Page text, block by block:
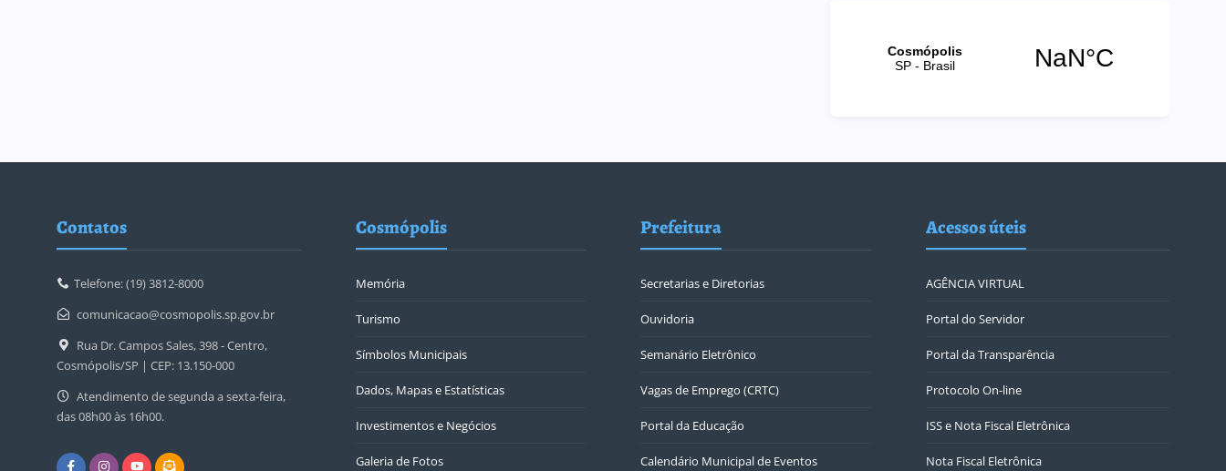
Contatos
Telefone: (19) 3812-8000
comunicacao@cosmopolis.sp.gov.br
Rua Dr. Campos Sales, 398 - Centro,
Cosmópolis/SP | CEP: 13.150-000
Atendimento de segunda a sexta-feira,
das 08h00 às 16h00.
Cosmópolis
Memória
Turismo
Símbolos Municipais
Dados, Mapas e Estatísticas
Investimentos e Negócios
Galeria de Fotos
Prefeitura
Secretarias e Diretorias
Ouvidoria
Semanário Eletrônico
Vagas de Emprego (CRTC)
Portal da Educação
Calendário Municipal de Eventos
Acessos úteis
AGÊNCIA VIRTUAL
Portal do Servidor
Portal da Transparência
Protocolo On-line
ISS e Nota Fiscal Eletrônica
Nota Fiscal Eletrônica